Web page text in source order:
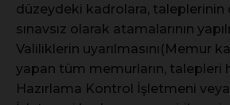
düzeydeki kadrolara, taleplerinin
sınavsız olarak atamalarının
Valiliklerin uyarılmasını(Memur
yapan tüm memurların, talepleri
Hazırlama Kontrol İşletmeni